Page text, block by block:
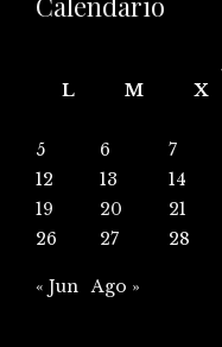
L
M X
5
6 7
12
13 14
19
20 21
26
27 28
« Jun Ago »